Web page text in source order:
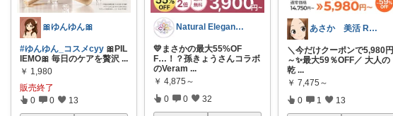
🎀ゆんゆん🎀
#ゆんゆん_コスメcyy 🎀PIL
IEMO🎀 毎日のケアを贅沢 ...
￥ 1,980
販売終了
0 0 13
Natural Elegance169
💛まさかの最大55%OF
F…！？孫きょうさんコラボ
のVeram ...
￥ 4,875～
0 0 32
あさか 美活 ROOM
＼今だけクーポンで5,980円
～✨最大59％OFF／ 大人の
乾 ...
￥ 7,475～
0 1 13